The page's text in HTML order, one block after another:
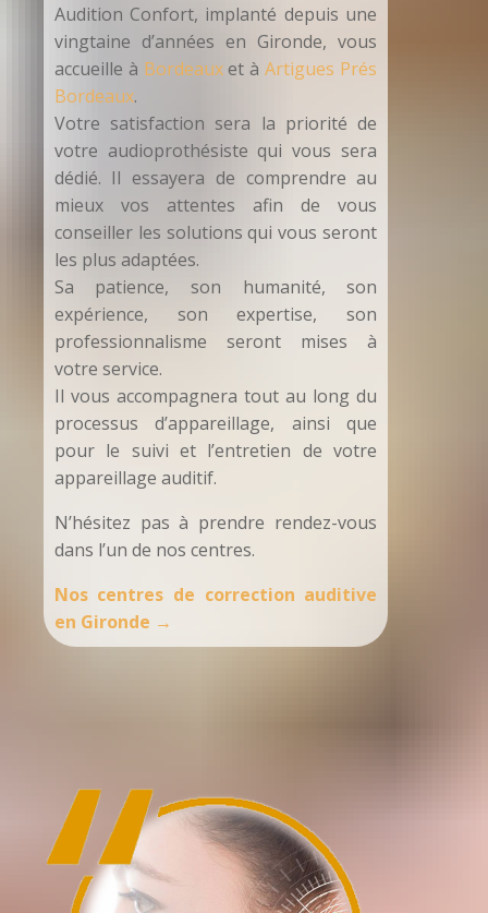
Audition Confort, implanté depuis une
vingtaine d’années en Gironde, vous
accueille à Bordeauxet àArtigues Prés
Bordeaux.
Votre satisfaction sera la priorité de
votre audioprothésiste qui vous sera
dédié. Il essayera de comprendre au
mieux vos attentes afin de vous
conseiller les solutions qui vous seront
les plus adaptées.
Sa patience, son humanité, son
expérience, son expertise, son
professionnalisme seront mises à
votre service.
Il vous accompagnera tout au long du
processus d’appareillage, ainsi que
pour le suivi et l’entretien de votre
appareillage auditif.
N’hésitez pas à prendre rendez-vous
dans l’un de nos centres.
Nos centres de correction auditive
en Gironde →